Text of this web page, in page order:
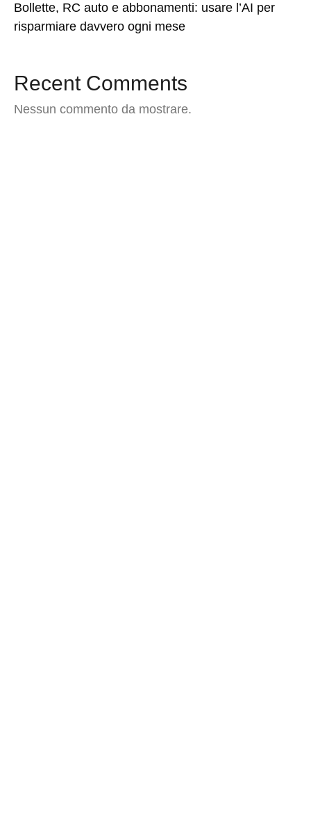
Bollette, RC auto e abbonamenti: usare l’AI per
risparmiare davvero ogni mese
Recent Comments
Nessun commento da mostrare.